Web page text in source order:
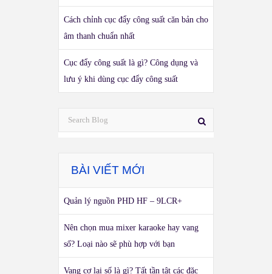
Cách chỉnh cục đẩy công suất căn bản cho
âm thanh chuẩn nhất
Cục đẩy công suất là gì? Công dụng và
lưu ý khi dùng cục đẩy công suất
BÀI VIẾT MỚI
Quản lý nguồn PHD HF – 9LCR+
Nên chọn mua mixer karaoke hay vang
số? Loại nào sẽ phù hợp với bạn
Vang cơ lai số là gì? Tất tần tật các đặc